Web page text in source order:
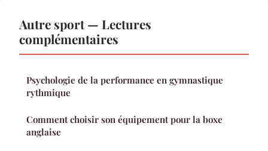
Autre sport — Lectures
complémentaires
Psychologie de la performance en gymnastique
rythmique
Comment choisir son équipement pour la boxe
anglaise